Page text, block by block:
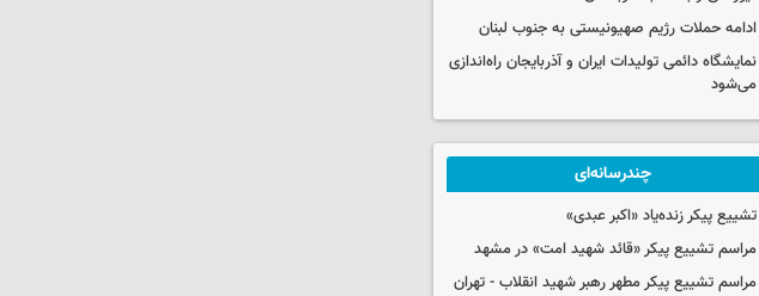
ادامه حملات رژیم صهیونیستی به جنوب لبنان
نمایشگاه دائمی تولیدات ایران و آذربایجان راه‌اندازی
می‌شود
چندرسانه‌ای
تشییع پیکر زنده‌یاد «اکبر عبدی»
مراسم تشییع پیکر «قائد شهید امت» در مشهد
مراسم تشییع پیکر مطهر رهبر شهید انقلاب - تهران